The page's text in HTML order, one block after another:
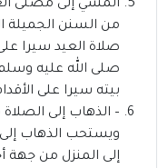
المشي إلى مصلى
من السنن الجميلة
صلاة العيد سيرا
صلى الله عليه
بيته سيرا على
– الذهاب إلى
ويستحب الذهاب
إلى المنزل من جهة